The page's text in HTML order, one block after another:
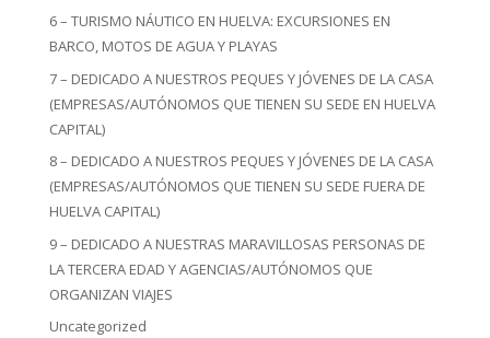
6 – TURISMO NÁUTICO EN HUELVA: EXCURSIONES EN
BARCO, MOTOS DE AGUA Y PLAYAS
7 – DEDICADO A NUESTROS PEQUES Y JÓVENES DE LA CASA
(EMPRESAS/AUTÓNOMOS QUE TIENEN SU SEDE EN HUELVA
CAPITAL)
8 – DEDICADO A NUESTROS PEQUES Y JÓVENES DE LA CASA
(EMPRESAS/AUTÓNOMOS QUE TIENEN SU SEDE FUERA DE
HUELVA CAPITAL)
9 – DEDICADO A NUESTRAS MARAVILLOSAS PERSONAS DE
LA TERCERA EDAD Y AGENCIAS/AUTÓNOMOS QUE
ORGANIZAN VIAJES
Uncategorized